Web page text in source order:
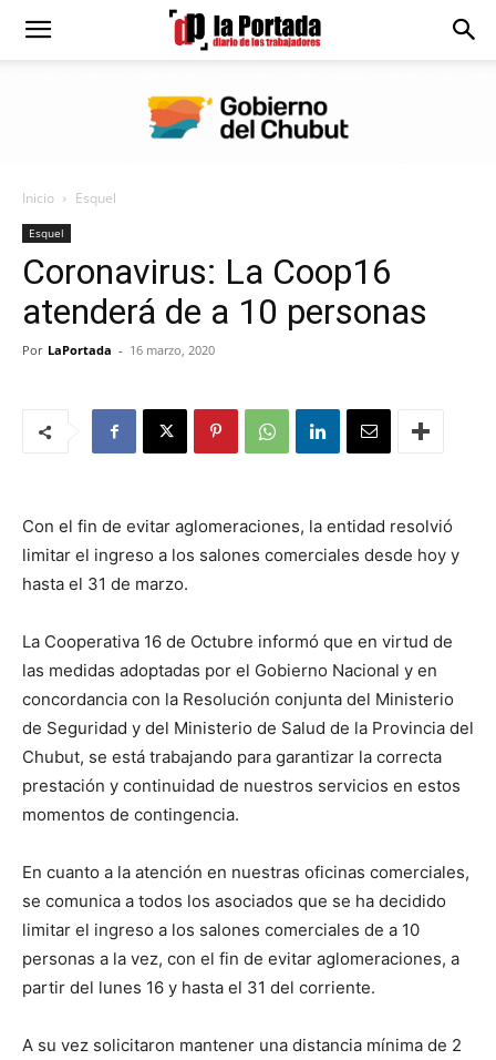
Diario
Portada
Inicio Esquel
Esquel
Coronavirus: La Coop16
atenderá de a 10 personas
Por LaPortada - 16 marzo, 2020
Con el fin de evitar aglomeraciones, la entidad resolvió
limitar el ingreso a los salones comerciales desde hoy y
hasta el 31 de marzo.
La Cooperativa 16 de Octubre informó que en virtud de
las medidas adoptadas por el Gobierno Nacional y en
concordancia con la Resolución conjunta del Ministerio
de Seguridad y del Ministerio de Salud de la Provincia del
Chubut, se está trabajando para garantizar la correcta
prestación y continuidad de nuestros servicios en estos
momentos de contingencia.
En cuanto a la atención en nuestras oficinas comerciales,
se comunica a todos los asociados que se ha decidido
limitar el ingreso a los salones comerciales de a 10
personas a la vez, con el fin de evitar aglomeraciones, a
partir del lunes 16 y hasta el 31 del corriente.
A su vez solicitaron mantener una distancia mínima de 2